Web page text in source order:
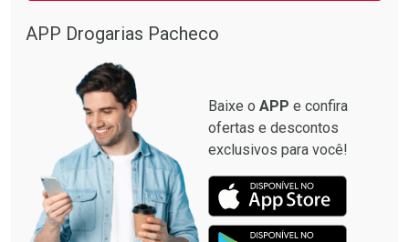
Comprar sem Desconto
Por R$ 15,19/cada
APP Drogarias Pacheco
Baixe o APP e confira
ofertas e descontos
exclusivos para você!